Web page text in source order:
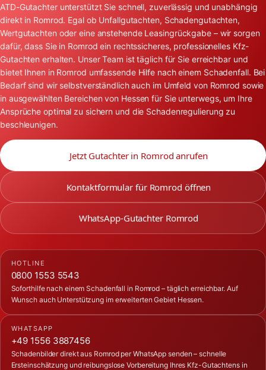
ATD-Gutachter unterstützt Sie schnell, zuverlässig und unabhängig
direkt in Romrod. Egal ob Unfallgutachten, Schadengutachten,
Wertgutachten oder eine anstehende Leasingrückgabe – wir sorgen
dafür, dass Sie in Romrod ein rechtssicheres, professionelles Kfz-
Gutachten erhalten. Unser Team ist täglich für Sie erreichbar und
bietet Ihnen in Romrod umfassende Hilfe nach einem Schadenfall. Bei
Bedarf sind wir selbstverständlich auch im Umfeld von Romrod sowie
in ausgewählten Bereichen von Hessen für Sie unterwegs, um Ihre
Ansprüche optimal zu sichern und die Schadenregulierung zu
beschleunigen.
Jetzt Gutachter in Romrod anrufen
Kontaktformular für Romrod öffnen
WhatsApp-Gutachter Romrod
HOTLINE
0800 1553 5543
Soforthilfe nach einem Schadenfall in Romrod – täglich erreichbar. Auf
Wunsch auch Unterstützung im erweiterten Gebiet Hessen.
WHATSAPP
+49 1556 3887456
Schadenbilder direkt aus Romrod per WhatsApp senden – schnelle
Ersteinschätzung und reibungslose Vorbereitung Ihres Kfz-Gutachtens in